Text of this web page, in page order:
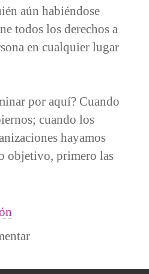
aún habiéndose
todos los derechos a
en cualquier lugar
por aquí? Cuando
cuando los
hayamos
objetivo, primero las